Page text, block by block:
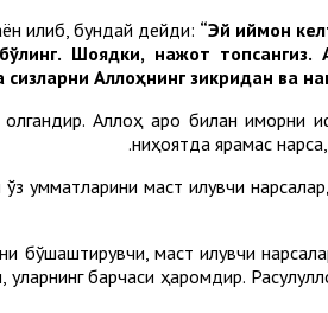
қилиб, бундай дейди: “Эй иймон
Шоядки, нажот
Аллоҳнинг зикридан ва
Аллоҳ ароқ билан
ниҳоятда ярамас
умматларини маст қилувчи
маст қилувчи
барчаси ҳаромдир.